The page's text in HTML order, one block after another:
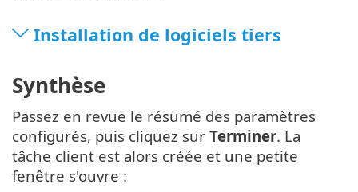
Installation de logiciels tiers
Synthèse
Passez en revue le résumé des paramètres
configurés, puis cliquez sur Terminer. La
tâche client est alors créée et une petite
fenêtre s'ouvre :